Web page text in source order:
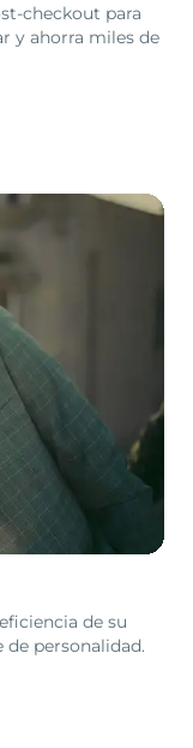
checkout para
y ahorra miles de
de su
personalidad.